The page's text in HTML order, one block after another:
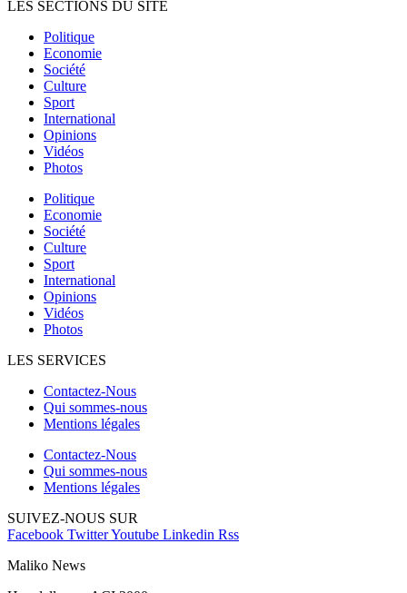
LES SECTIONS DU SITE
Politique
Economie
Société
Culture
Sport
International
Opinions
Vidéos
Photos
Politique
Economie
Société
Culture
Sport
International
Opinions
Vidéos
Photos
LES SERVICES
Contactez-Nous
Qui sommes-nous
Mentions légales
Contactez-Nous
Qui sommes-nous
Mentions légales
SUIVEZ-NOUS SUR
Facebook TwitterYoutube Linkedin Rss
Maliko News